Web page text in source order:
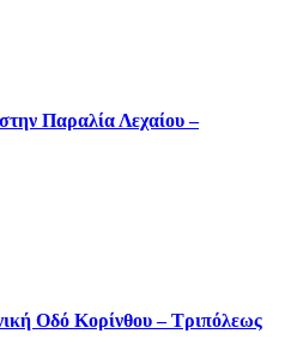
Παραλία Λεχαίου –
Oδό Κορίνθου – Τριπόλεως